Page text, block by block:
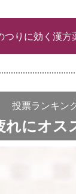
つりに効く漢方
投票ランキン
れにオス